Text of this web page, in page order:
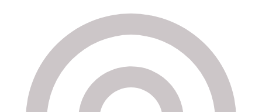
Limalou Creations